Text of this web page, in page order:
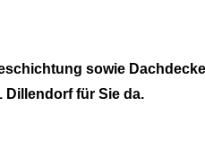
sowie
Dillendorf für Sie da.